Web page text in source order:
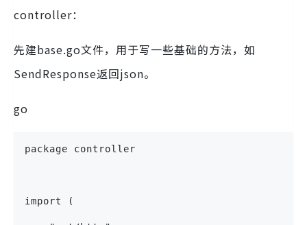
controller：
先建base.go文件，用于写一些基础的方法，如
SendResponse返回json。
go
package controller
import (